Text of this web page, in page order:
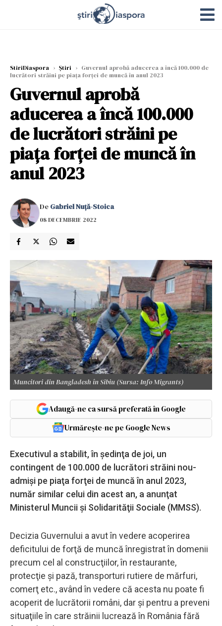
StiriDiaspora › Știri › Guvernul aprobă aducerea a încă 100.000 de
lucrători străini pe piaţa forţei de muncă în anul 2023
Guvernul aprobă
aducerea a încă 100.000
de lucrători străini pe
piaţa forţei de muncă în
anul 2023
De Gabriel Nuță-Stoica
08 DECEMBRIE 2022
Muncitori din Bangladesh în Sibiu (Sursa: Info Migrants)
Adaugă-ne ca sursă preferată în Google
Urmărește-ne pe Google News
Executivul a stabilit, în şedinţa de joi, un
contingent de 100.000 de lucrători străini nou-
admişi pe piaţa forţei de muncă în anul 2023,
număr similar celui din acest an, a anunţat
Ministerul Muncii şi Solidarităţii Sociale (MMSS).
Decizia Guvernului a avut în vedere acoperirea
deficitului de forţă de muncă înregistrat în domenii
precum cel al construcţiilor, în restaurante,
protecţie şi pază, transporturi rutiere de mărfuri,
comerţ etc., având în vedere că acesta nu poate fi
acoperit de lucrătorii români, dar şi pentru a preveni
situaţiile în care străinii lucrează în România fără